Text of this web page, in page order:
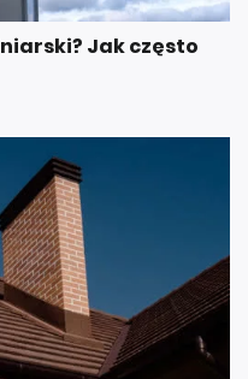
Jak często